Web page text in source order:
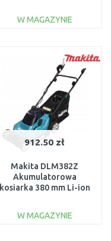
W MAGAZYNIE
Do porównania
912.50 zł
Makita DLM382Z
Akumulatorowa
kosiarka 380 mm Li-ion
W MAGAZYNIE